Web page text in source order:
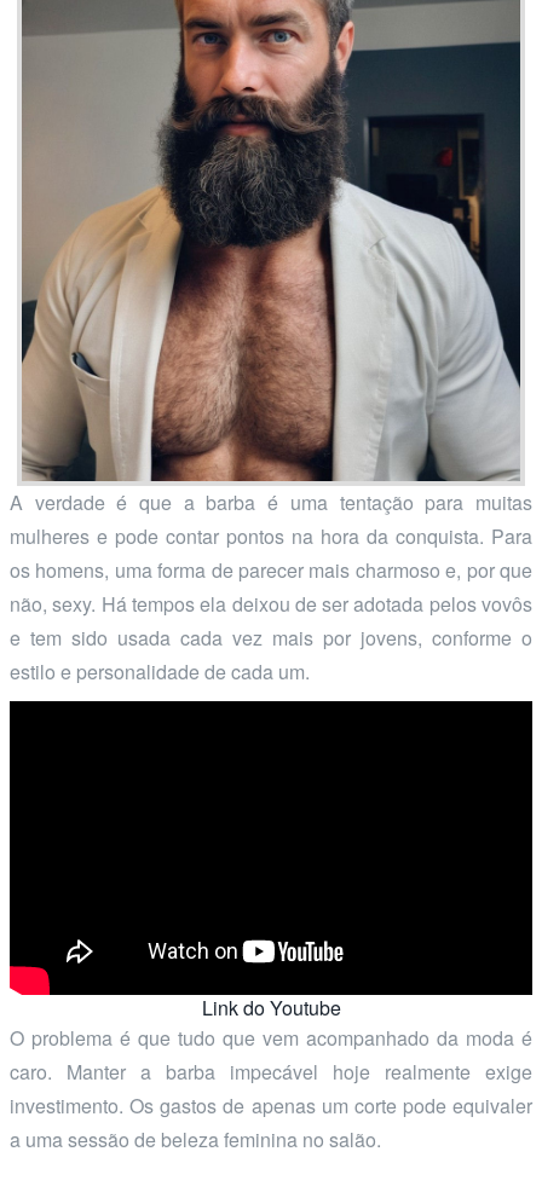
A verdade é que a barba é uma tentação para muitas
mulheres e pode contar pontos na hora da conquista. Para
os homens, uma forma de parecer mais charmoso e, por que
não, sexy. Há tempos ela deixou de ser adotada pelos vovôs
e tem sido usada cada vez mais por jovens, conforme o
estilo e personalidade de cada um.
Link do Youtube
O problema é que tudo que vem acompanhado da moda é
caro. Manter a barba impecável hoje realmente exige
investimento. Os gastos de apenas um corte pode equivaler
a uma sessão de beleza feminina no salão.